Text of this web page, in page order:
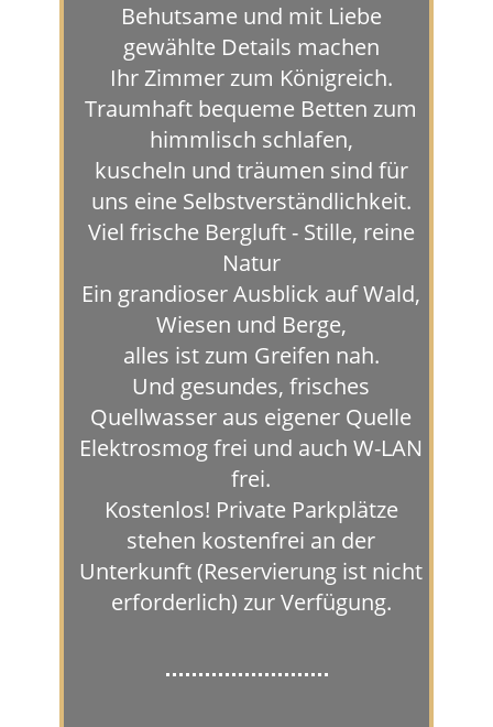
Behutsame und mit Liebe
gewählte Details machen
Ihr Zimmer zum Königreich.
Traumhaft bequeme Betten zum
himmlisch schlafen,
kuscheln und träumen sind für
uns eine Selbstverständlichkeit.
Viel frische Bergluft - Stille, reine
Natur
Ein grandioser Ausblick auf Wald,
Wiesen und Berge,
alles ist zum Greifen nah.
Und gesundes, frisches
Quellwasser aus eigener Quelle
Elektrosmog frei und auch W-LAN
frei.
Kostenlos! Private Parkplätze
stehen kostenfrei an der
Unterkunft (Reservierung ist nicht
erforderlich) zur Verfügung.